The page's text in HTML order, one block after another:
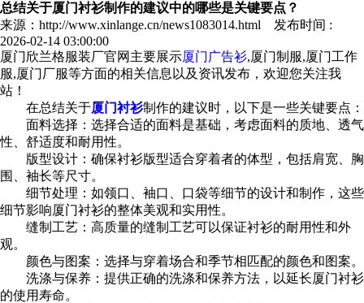
总结关于厦门衬衫制作的建议中的哪些是关键要点？
来源：http://www.xinlange.cn/news1083014.html 发布时间 :
2026-02-14 03:00:00
厦门欣兰格服装厂官网主要展示厦门广告衫,厦门制服,厦门工作
服,厦门厂服等方面的相关信息以及资讯发布，欢迎您关注我
站！
在总结关于厦门衬衫制作的建议时，以下是一些关键要点：
面料选择：选择合适的面料是基础，考虑面料的质地、透气
性、舒适度和耐用性。
版型设计：确保衬衫版型适合穿着者的体型，包括肩宽、胸
围、袖长等尺寸。
细节处理：如领口、袖口、口袋等细节的设计和制作，这些
细节影响厦门衬衫的整体美观和实用性。
缝制工艺：高质量的缝制工艺可以保证衬衫的耐用性和外
观。
颜色与图案：选择与穿着场合和季节相匹配的颜色和图案。
洗涤与保养：提供正确的洗涤和保养方法，以延长厦门衬衫
的使用寿命。